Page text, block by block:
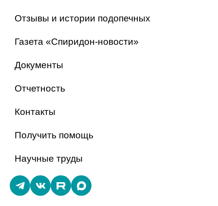
Отзывы и истории подопечных
Газета «Спиридон-новости»
Документы
Отчетность
Контакты
Получить помощь
Научные труды